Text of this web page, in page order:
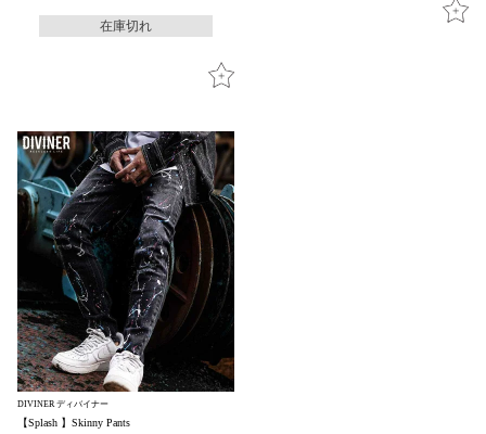
在庫切れ
DIVINER ディバイナー
【Splash 】Skinny Pants